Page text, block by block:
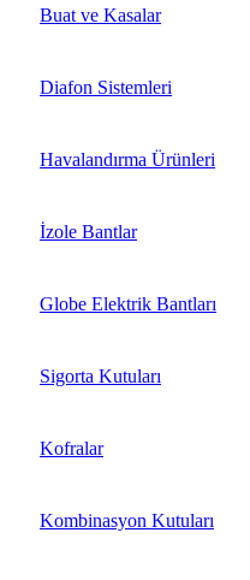
Buat ve Kasalar
Diafon Sistemleri
Havalandırma Ürünleri
İzole Bantlar
Globe Elektrik Bantları
Sigorta Kutuları
Kofralar
Kombinasyon Kutuları